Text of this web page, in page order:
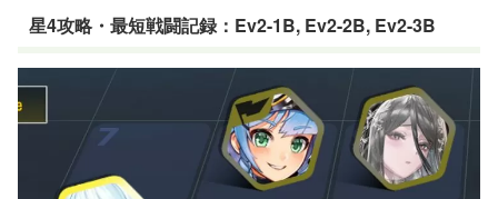
星4攻略・最短戦闘記録：Ev2-1B, Ev2-2B, Ev2-3B